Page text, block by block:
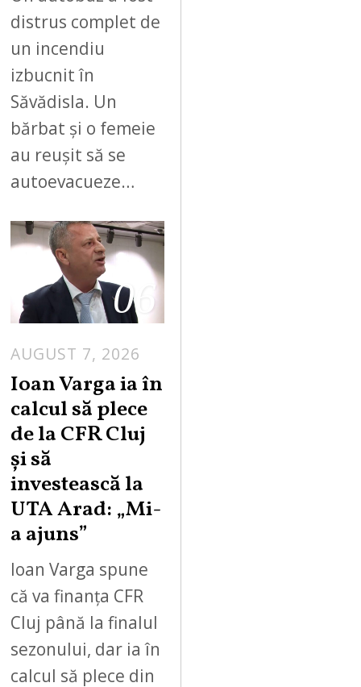
distrus complet de
un incendiu
izbucnit în
Săvădisla. Un
bărbat și o femeie
au reușit să se
autoevacueze…
06
AUGUST 7, 2026
Ioan Varga ia în
calcul să plece
de la CFR Cluj
și să
investească la
UTA Arad: „Mi-
a ajuns”
Ioan Varga spune
că va finanța CFR
Cluj până la finalul
sezonului, dar ia în
calcul să plece din